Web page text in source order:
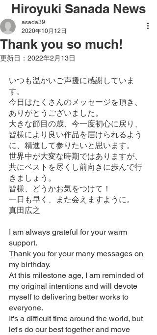
Hiroyuki Sanada News
Thank you so much!
asada39
2020年10月12日
更新日： 2022年2月13日
いつも温かいご声援に感謝していま
す。
今日はたくさんのメッセージを頂き、
ありがとうございました。
大きな節目の歳、今一度初心に戻り、
皆様により良い作品を届けられるよう
に、精進して参りたいと思います。
世界中が大変な時期ではありますが、
共にベストを尽くし前向きに歩んで行
きましょう。
皆様、どうかお気をつけて！
一日も早く、また会えますように。
真田広之
I am always grateful for your warm
support.
Thank you for your many messages on
my birthday.
At this milestone age, I am reminded of
my original intentions and will devote
myself to delivering better works to
everyone.
It's a difficult time around the world, but
let's do our best together and move